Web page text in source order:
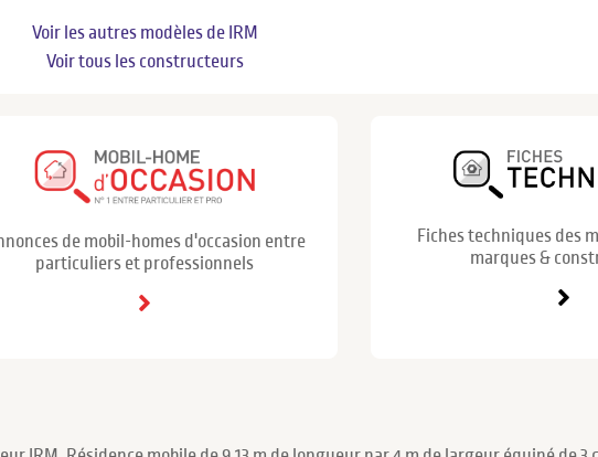
Voir les autres modèles de IRM
Voir tous les constructeurs
de mobil-homes d'occasion entre
particuliers et professionnels
Fiches techniques des
marques &